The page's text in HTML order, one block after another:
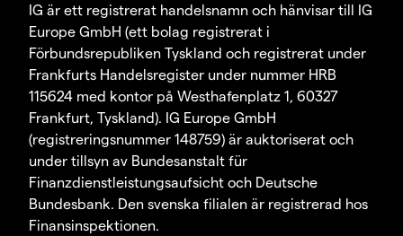
IG är ett registrerat handelsnamn och hänvisar till IG
Europe GmbH (ett bolag registrerat i
Förbundsrepubliken Tyskland och registrerat under
Frankfurts Handelsregister under nummer HRB
115624 med kontor på Westhafenplatz 1, 60327
Frankfurt, Tyskland). IG Europe GmbH
(registreringsnummer 148759) är auktoriserat och
under tillsyn av Bundesanstalt für
Finanzdienstleistungsaufsicht och Deutsche
Bundesbank. Den svenska filialen är registrerad hos
Finansinspektionen.